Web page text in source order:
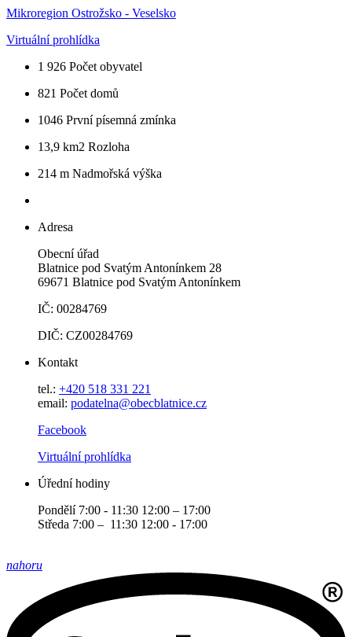
Mikroregion Ostrožsko - Veselsko
Virtuální prohlídka
1 926 Počet obyvatel
821 Počet domů
1046 První písemná zmínka
13,9 km2 Rozloha
214 m Nadmořská výška
Adresa
Obecní úřad
Blatnice pod Svatým Antonínkem 28
69671 Blatnice pod Svatým Antonínkem
IČ: 00284769
DIČ: CZ00284769
Kontakt
tel.: +420 518 331 221
email: podatelna@obecblatnice.cz
Facebook
Virtuální prohlídka
Úřední hodiny
Pondělí 7:00 - 11:30 12:00 – 17:00
Středa 7:00 – 11:30 12:00 - 17:00
nahoru